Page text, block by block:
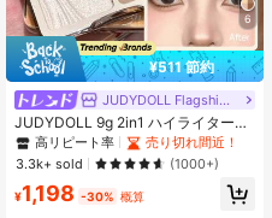
6
¥511 節約
JUDYDOLL Flagship Store
JUDYDOLL 9g 2in1 ハイライター&
コントアーパレット、マット&シマ
ーブラッシュパレット、初心者、自
分用、ギフトにも最適、パーティ
ー、デート、結婚式などのあらゆる
シーンで使用可能
高リピート率
売り切れ間近！
3.3k+ sold
(1000+)
¥1,198 -30% 概算